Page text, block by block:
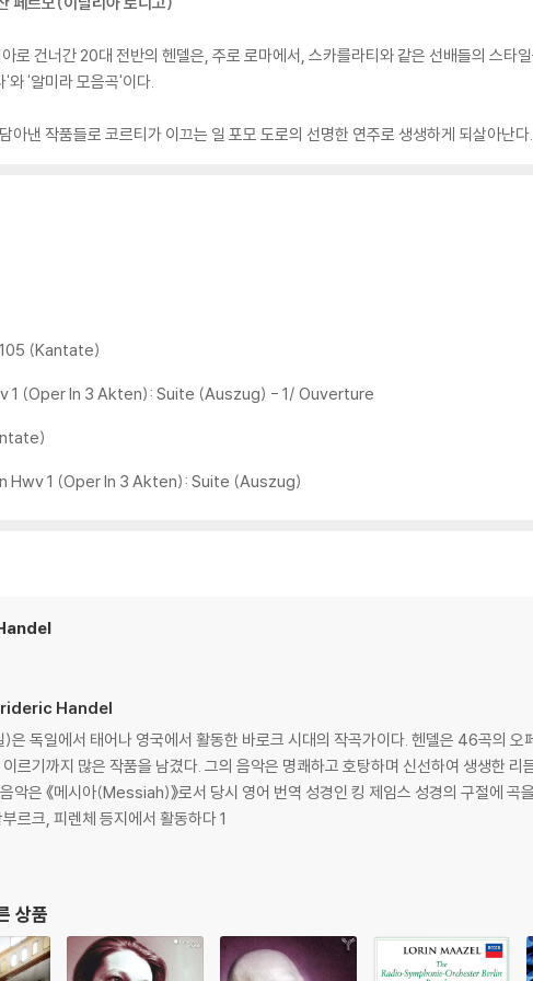
로 건너간 20대 전반의 헨델은, 주로 로마에서, 스카를라티와 같은 선배들의 스타
와 '알미라 모음곡'이다.
아낸 작품들로 코르티가 이끄는 일 포모 도로의 선명한 연주로 생생하게 되살아난다.
(Kantate)
1 (Oper In 3 Akten): Suite (Auszug) - 1/ Ouverture
Hwv 1 (Oper In 3 Akten): Suite (Auszug)
Handel
독일에서 태어나 영국에서 활동한 바로크 시대의 작곡가이다. 헨델은 46곡의 오
르기까지 많은 작품을 남겼다. 그의 음악은 명쾌하고 호탕하며 신선하여 생생한 리
메시아(Messiah)》로서 당시 영어 번역 성경인 킹 제임스 성경의 구절에 곡을 붙인 오라토리오
르크, 피렌체 등지에서 활동하다 1
상품